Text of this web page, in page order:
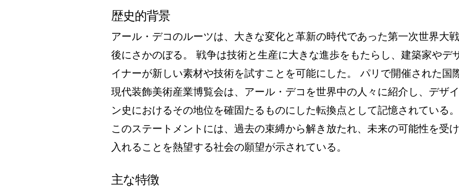
歴史的背景
アール・デコのルーツは、大きな変化と革新の時代であった第一次世界大戦
後にさかのぼる。 戦争は技術と生産に大きな進歩をもたらし、建築家やデ
イナーが新しい素材や技術を試すことを可能にした。 パリで開催された国
現代装飾美術産業博覧会は、アール・デコを世界中の人々に紹介し、デザイ
ン史におけるその地位を確固たるものにした転換点として記憶されている。
このステートメントには、過去の束縛から解き放たれ、未来の可能性を受け
入れることを熱望する社会の願望が示されている。
主な特徴